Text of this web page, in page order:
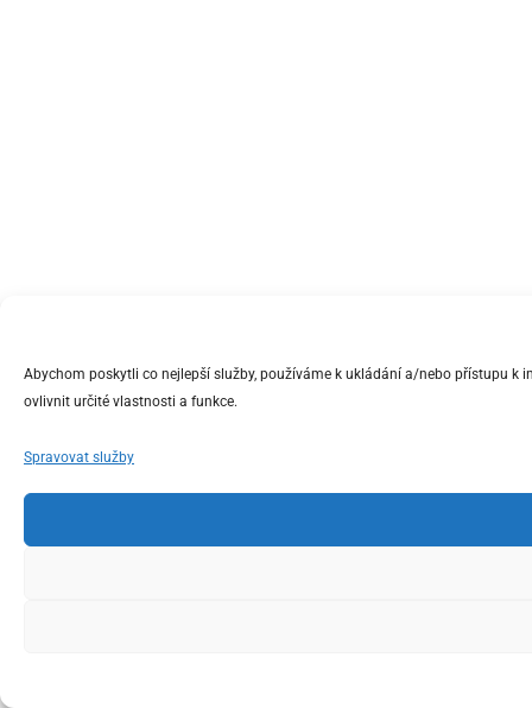
Abychom poskytli co nejlepší služby, používáme k ukládání a/nebo přístupu
ovlivnit určité vlastnosti a funkce.
Spravovat služby